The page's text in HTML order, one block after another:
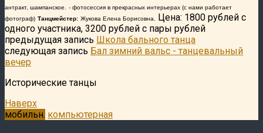
антракт, шампанское.
- фотосессия в прекрасных интерьерах (с нами работает
фотограф) Танцмейстер: Жукова Елена Борисовна.
Цена: 1800 рублей с
одного участника, 3200 рублей с пары рублей
предыдущая запись Школа бального танца
следующая запись Бал зимний вальс - танцевальный
вечер
Исторические танцы
Наверх
мобильн. компьютерная